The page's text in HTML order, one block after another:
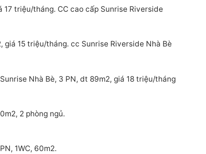
17 triệu/tháng. CC cao cấp Sunrise Riverside
giá 15 triệu/tháng. cc Sunrise Riverside Nhà Bè
Nhà Bè, 3 PN, dt 89m2, giá 18 triệu/tháng
2 phòng ngủ.
1WC, 60m2.